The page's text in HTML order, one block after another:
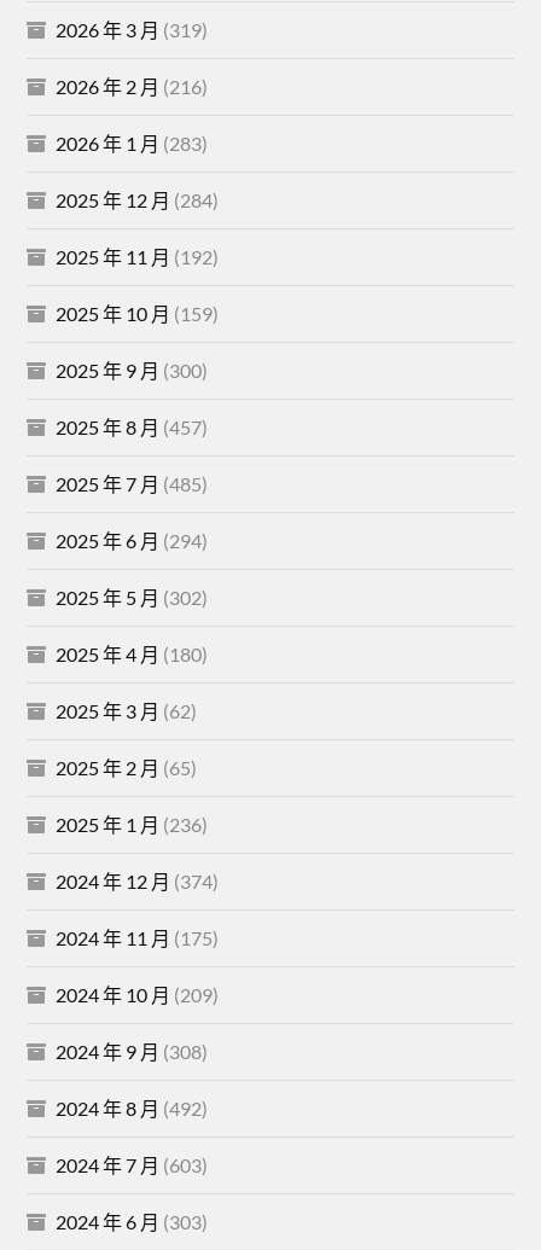
2026 年 3 月 (319)
2026 年 2 月 (216)
2026 年 1 月 (283)
2025 年 12 月 (284)
2025 年 11 月 (192)
2025 年 10 月 (159)
2025 年 9 月 (300)
2025 年 8 月 (457)
2025 年 7 月 (485)
2025 年 6 月 (294)
2025 年 5 月 (302)
2025 年 4 月 (180)
2025 年 3 月 (62)
2025 年 2 月 (65)
2025 年 1 月 (236)
2024 年 12 月 (374)
2024 年 11 月 (175)
2024 年 10 月 (209)
2024 年 9 月 (308)
2024 年 8 月 (492)
2024 年 7 月 (603)
2024 年 6 月 (303)